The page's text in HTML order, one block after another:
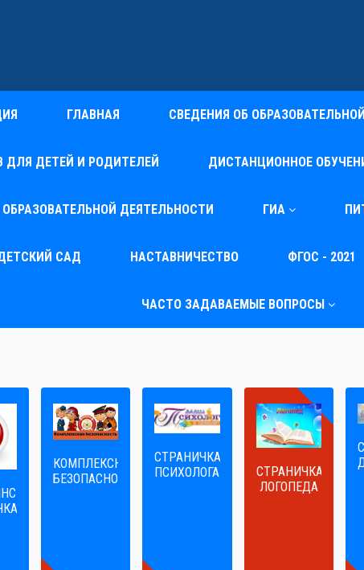
ГЛАВНАЯ СВЕДЕНИЯ ОБ
ДЛЯ ДЕТЕЙ И РОДИТЕЛЕЙ ДИСТАНЦИОННОЕ
ДЕЯТЕЛЬНОСТИ ГИА
САД НАСТАВНИЧЕСТВО ФГОС - 2021
ЧАСТО ЗАДАВАЕМЫЕ ВОПРОСЫ
КОМПЛЕКСНАЯ
БЕЗОПАСНОСТЬ
СТРАНИЧКА
ПСИХОЛОГА
СТРАНИЧКА
ЛОГОПЕДА